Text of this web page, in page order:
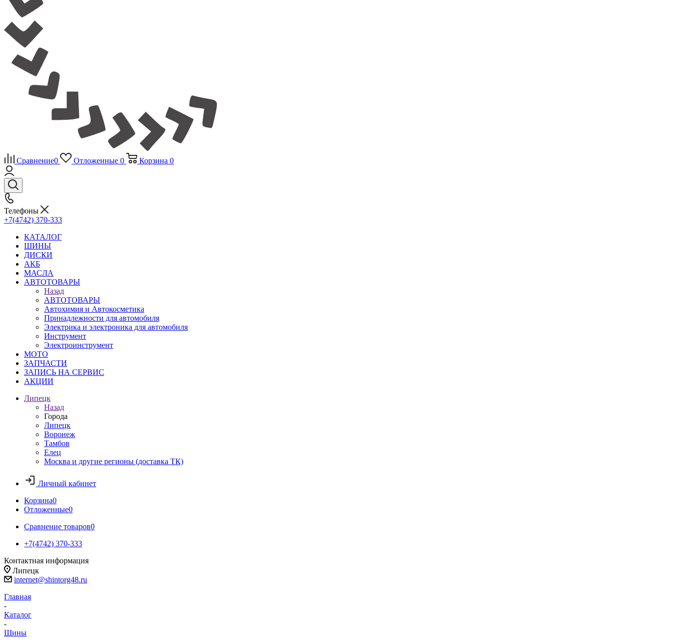
Сравнение0 Отложенные 0 Корзина 0
Телефоны
+7(4742) 370-333
КАТАЛОГ
ШИНЫ
ДИСКИ
АКБ
МАСЛА
АВТОТОВАРЫ
Назад
АВТОТОВАРЫ
Автохимия и Автокосметика
Принадлежности для автомобиля
Электрика и электроника для автомобиля
Инструмент
Электроинструмент
МОТО
ЗАПЧАСТИ
ЗАПИСЬ НА СЕРВИС
АКЦИИ
Липецк
Назад
Города
Липецк
Воронеж
Тамбов
Елец
Москва и другие регионы (доставка ТК)
Личный кабинет
Корзина0
Отложенные0
Сравнение товаров0
+7(4742) 370-333
Контактная информация
Липецк
internet@shintorg48.ru
Главная
-
Каталог
-
Шины